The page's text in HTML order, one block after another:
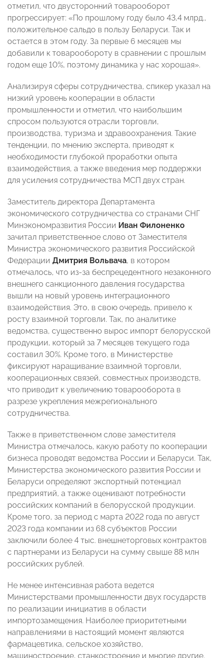
отметил, что двусторонний товарооборот
прогрессирует: «По прошлому году было 43,4 млрд.,
положительное сальдо в пользу Беларуси. Так и
остается в этом году. За первые 6 месяцев мы
добавили к товарообороту в сравнении с прошлым
годом еще 10%, поэтому динамика у нас хорошая».
Анализируя сферы сотрудничества, спикер указал на
низкий уровень кооперации в области
промышленности и отметил, что наибольшим
спросом пользуются отрасли торговли,
производства, туризма и здравоохранения. Такие
тенденции, по мнению эксперта, приводят к
необходимости глубокой проработки опыта
взаимодействия, а также введения мер поддержки
для усиления сотрудничества МСП двух стран.
Заместитель директора Департамента
экономического сотрудничества со странами СНГ
Минэкономразвития России Иван Филоненко
зачитал приветственное слово от Заместителя
Министра экономического развития Российской
Федерации Дмитрия Вольвача, в котором
отмечалось, что из-за беспрецедентного незаконного
внешнего санкционного давления государства
вышли на новый уровень интеграционного
взаимодействия. Это, в свою очередь, привело к
росту взаимной торговли. Так, по аналитике
ведомства, существенно вырос импорт белорусской
продукции, который за 7 месяцев текущего года
составил 30%. Кроме того, в Министерстве
фиксируют наращивание взаимной торговли,
кооперационных связей, совместных производств,
что приводит к увеличению товарооборота в
разрезе укрепления межрегионального
сотрудничества.
Также в приветственном слове заместителя
Министра отмечалось, какую работу по кооперации
бизнеса проводят ведомства России и Беларуси. Так,
Министерства экономического развития России и
Беларуси определяют экспортный потенциал
предприятий, а также оценивают потребности
российских компаний в белорусской продукции.
Кроме того, за период с марта 2022 года по август
2023 года компании из 68 субъектов России
заключили более 4 тыс. внешнеторговых контрактов
с партнерами из Беларуси на сумму свыше 88 млн
российских рублей.
Не менее интенсивная работа ведется
Министерствами промышленности двух государств
по реализации инициатив в области
импортозамещения. Наиболее приоритетными
направлениями в настоящий момент являются
фармацевтика, сельское хозяйство,
машиностроение, станкостроение и многие другие.